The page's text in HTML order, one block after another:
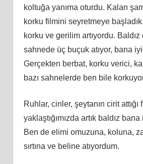
koltuğa yanıma oturdu. Kalan
korku filmini seyretmeye
korku ve gerilim artıyordu.
sahnede üç buçuk atıyor, bana
Gerçekten berbat, korku verici,
bazı sahnelerde ben bile
Ruhlar, cinler, şeytanın cirit attığı
yaklaştığımızda artık baldız bana
Ben de elimi omuzuna, koluna,
sırtına ve beline atıyordum.